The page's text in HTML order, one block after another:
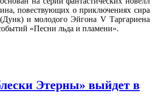
повествующих о приключениях сира
и молодого Эйгона V Таргариена
«Песни льда и пламени».
Этерны» выйдет в